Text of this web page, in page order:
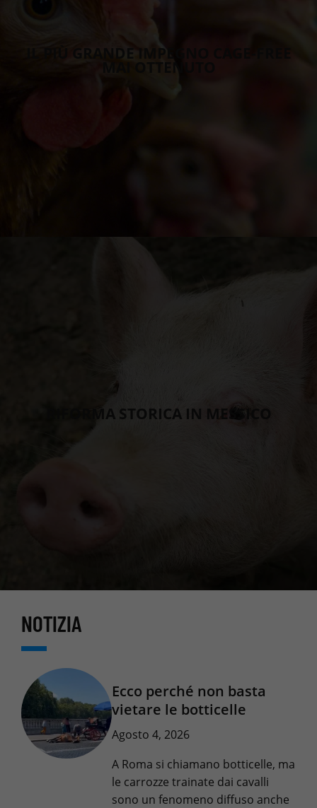
IL PIÙ GRANDE IMPEGNO CAGE-FREE
MAI OTTENUTO
RIFORMA STORICA IN MESSICO
NOTIZIA
Ecco perché non basta
vietare le botticelle
Agosto 4, 2026
A Roma si chiamano botticelle, ma
le carrozze trainate dai cavalli
sono un fenomeno diffuso anche